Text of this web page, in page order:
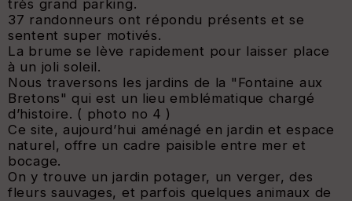
très grand parking.
37 randonneurs ont répondu présents et se
sentent super motivés.
La brume se lève rapidement pour laisser place
à un joli soleil.
Nous traversons les jardins de la "Fontaine aux
Bretons" qui est un lieu emblématique chargé
d’histoire. ( photo no 4 )
Ce site, aujourd’hui aménagé en jardin et espace
naturel, offre un cadre paisible entre mer et
bocage.
On y trouve un jardin potager, un verger, des
fleurs sauvages, et parfois quelques animaux de